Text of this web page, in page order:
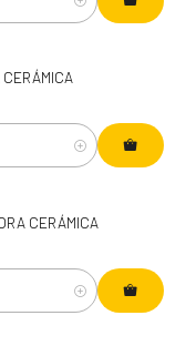
CERÁMICA